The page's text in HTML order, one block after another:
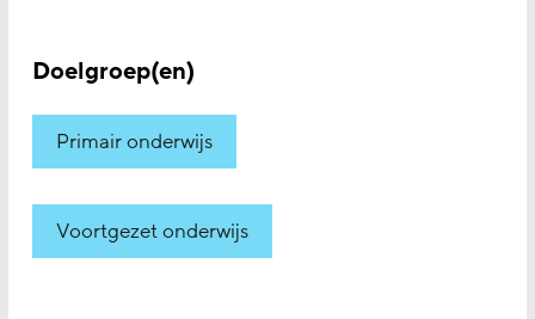
Doelgroep(en)
Primair onderwijs
Voortgezet onderwijs